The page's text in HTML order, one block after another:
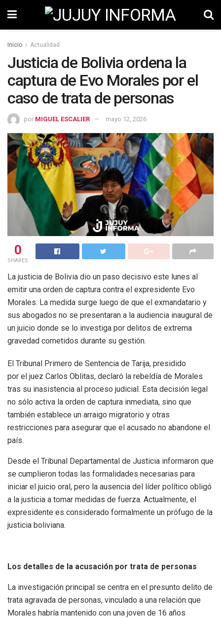
Inicio Actualidad
Justicia de Bolivia ordena la
captura de Evo Morales por el
caso de trata de personas
por MIGUEL ESCALIER mayo 12, 2026
0
SHARES
La justicia de Bolivia dio un paso decisivo este lunes al
emitir una orden de captura contra el expresidente Evo
Morales. La medida surge luego de que el exmandatario y
sus abogados no se presentaran a la audiencia inaugural de
un juicio donde se lo investiga por delitos de extrema
gravedad cometidos durante su gestión.
El Tribunal Primero de Sentencia de Tarija, presidido
por el juez Carlos Oblitas, declaró la rebeldía de Morales
tras su inasistencia al proceso judicial. Esta decisión legal
no sólo activa la orden de captura inmediata, sino que
también establece un arraigo migratorio y otras
restricciones para asegurar que el acusado no abandone el
país.
Desde el Tribunal Departamental de Justicia informaron que
se cumplieron todas las formalidades necesarias para
iniciar el juicio oral, pero la ausencia del líder político obligó
a la justicia a tomar medidas de fuerza. Actualmente, el
expresidente es considerado formalmente un prófugo de la
justicia boliviana.
Los detalles de la acusación por trata de personas
La investigación principal se centra en el presunto delito de
trata agravada de personas, vinculado a una relación que
Morales habría mantenido con una joven de 16 años